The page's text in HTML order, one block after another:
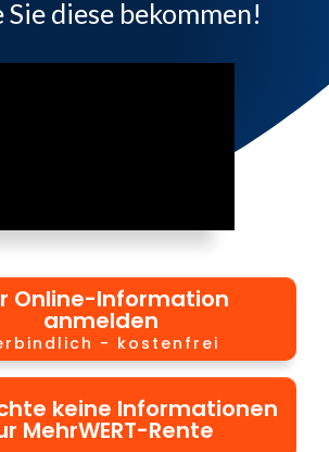
Sie diese bekommen!
Online-Information
anmelden
- kostenfrei
keine Informationen
MehrWERT-Rente